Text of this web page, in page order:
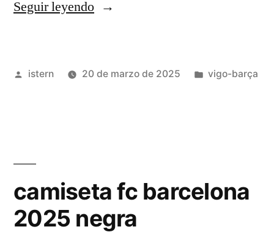
Seguir leyendo«HIGHLIGHTS
LEGENDS
MADRID
LEGENDS
Publicado
istern 20 de marzo de 2025
Publicado
vigo-barça
camiseta fc barcelona
2025 negra